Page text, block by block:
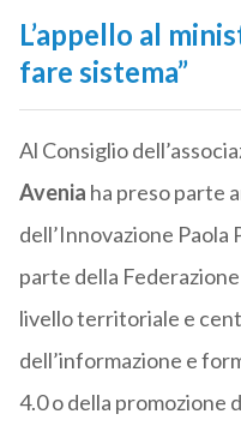
L’appello al
fare sistema”
Al Consiglio
Avenia ha preso parte
dell’Innovazione Paola
parte della
livello territoriale e
dell’informazione e
4.0 o della promozione